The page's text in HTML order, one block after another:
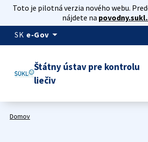
Toto je pilotná verzia nového webu.
nájdete na
SK e-Gov arrow_drop_down
Štátny ústav pre kontrolu
liečiv
Domov